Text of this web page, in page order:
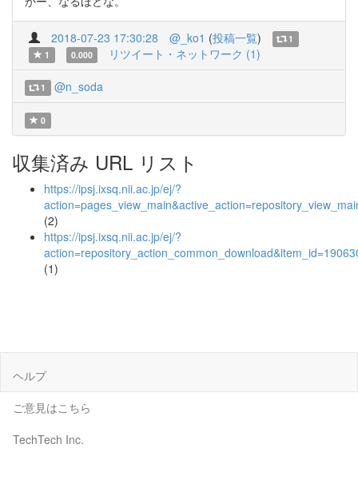
2018-07-23 17:30:28 @_ko1 (投稿一覧)
1
1
0.000 リツイート・ネットワーク (1)
1 @n_soda
0
収集済み URL リスト
https://ipsj.ixsq.nii.ac.jp/ej/?
(2)
https://ipsj.ixsq.nii.ac.jp/ej/?
(1)
ヘルプ
ご意見はこちら
TechTech Inc.